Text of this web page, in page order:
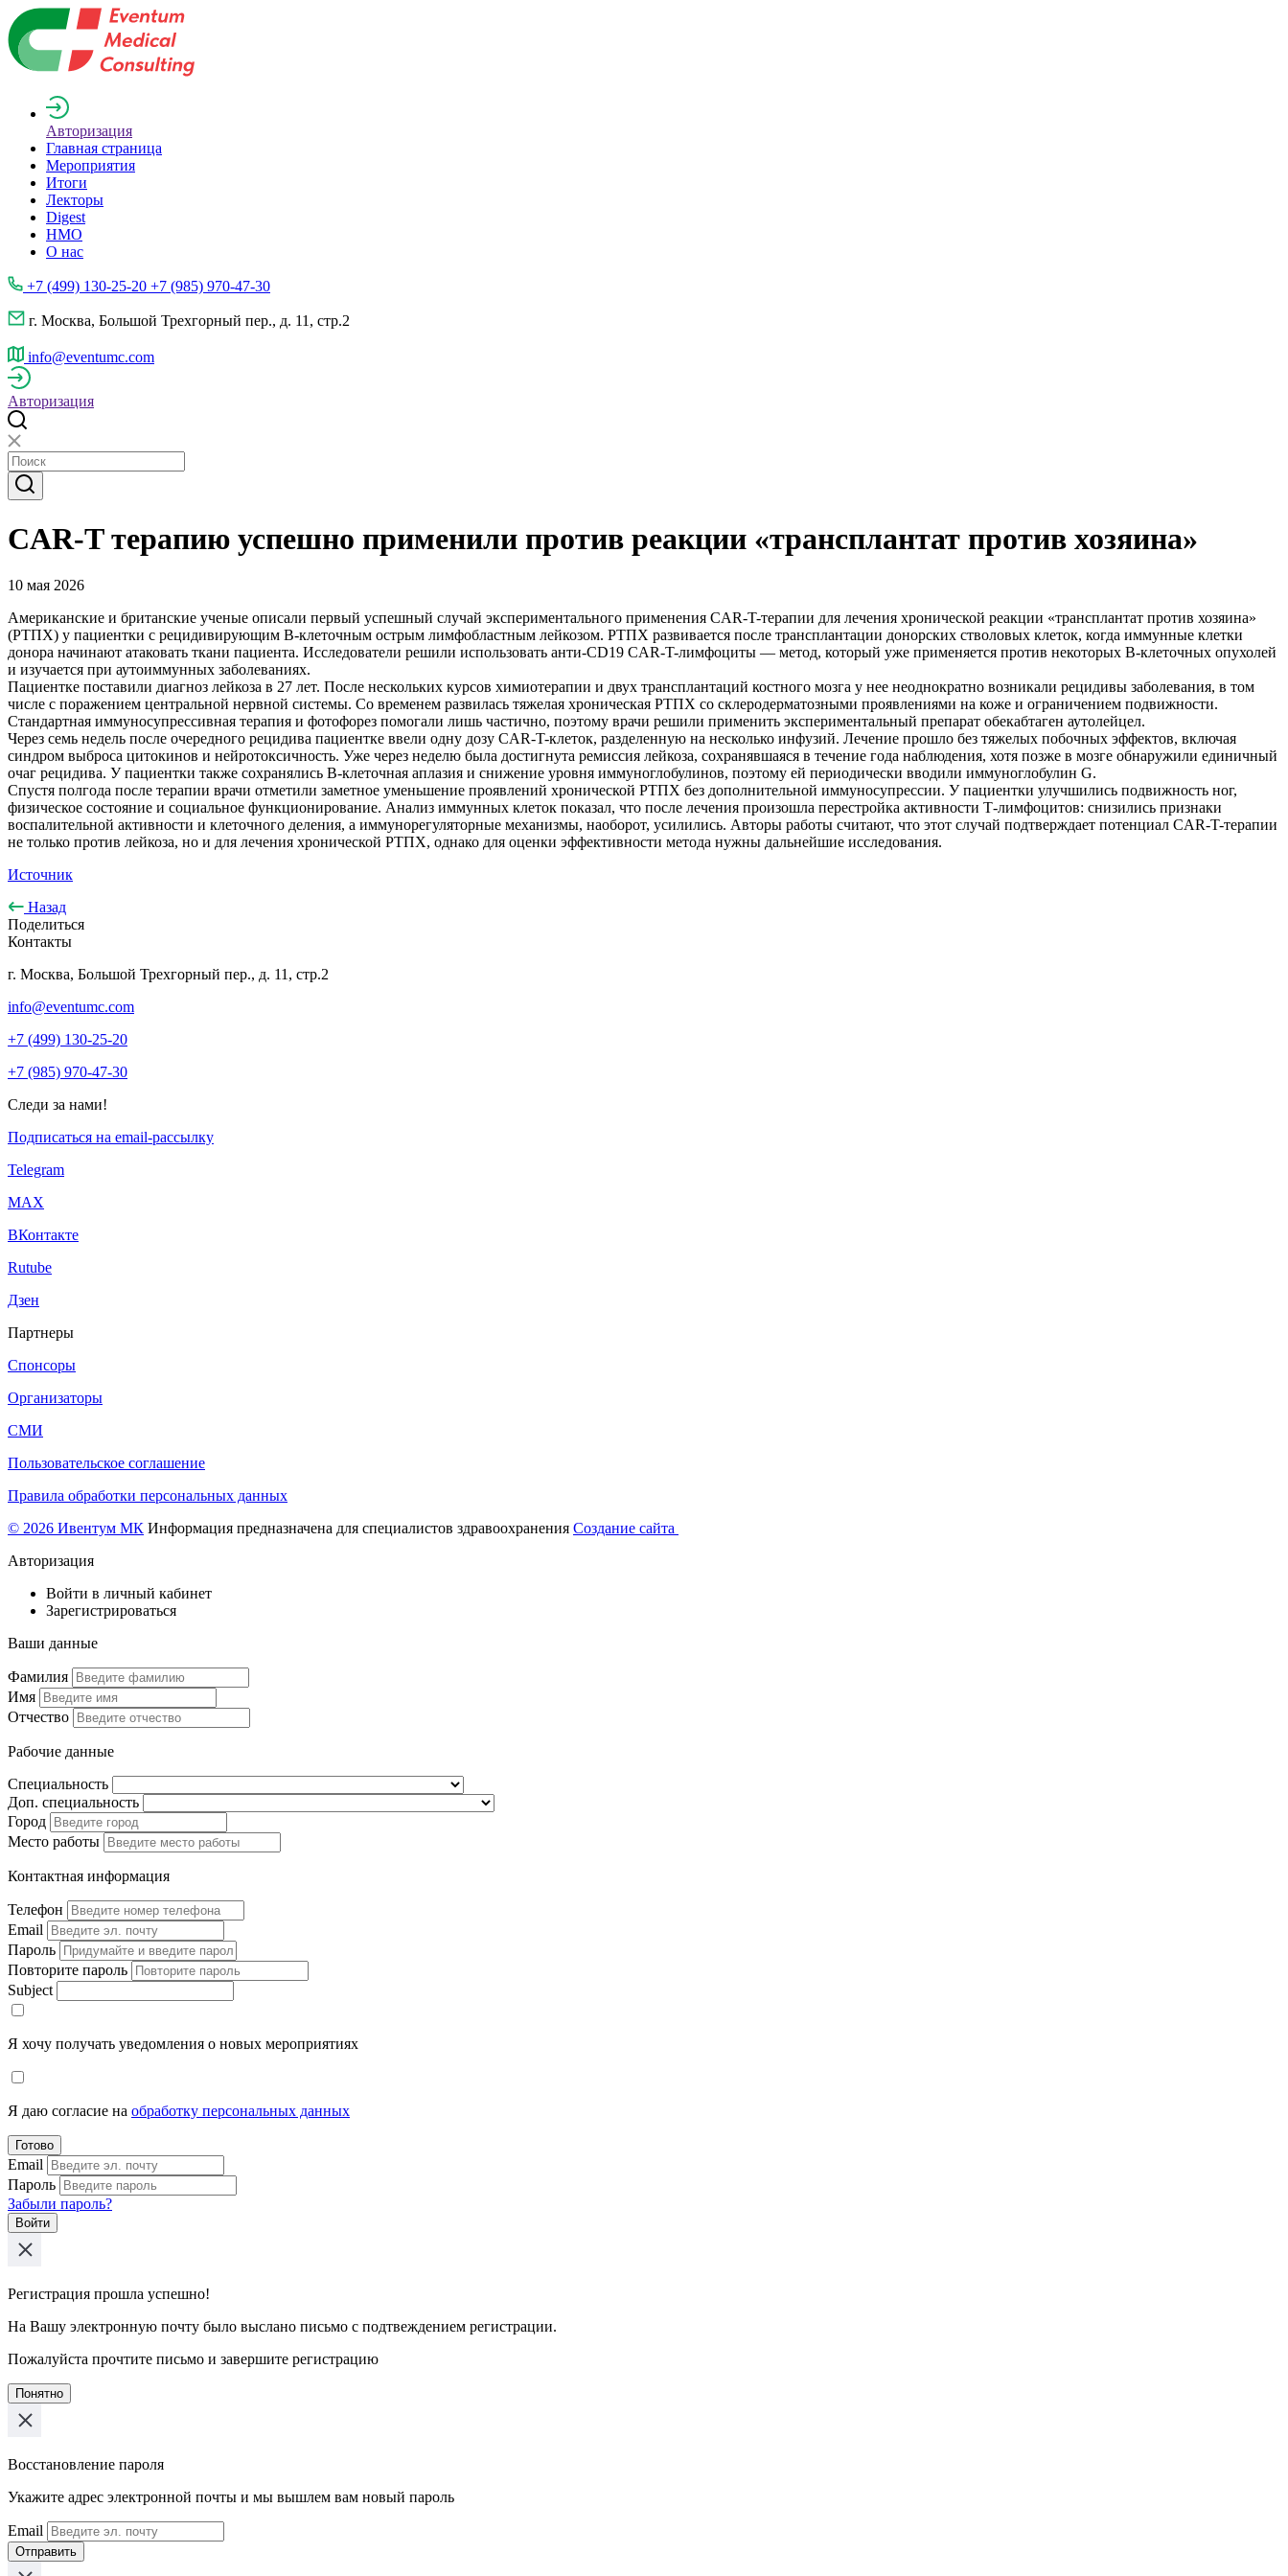
Авторизация
Главная страница
Мероприятия
Итоги
Лекторы
Digest
НМО
О нас
+7 (499) 130-25-20 +7 (985) 970-47-30
г. Москва, Большой Трехгорный пер., д. 11, стр.2
info@eventumc.com
Авторизация
CAR-T терапию успешно применили против реакции «трансплантат против хозяина»
10 мая 2026
Американские и британские ученые описали первый успешный случай экспериментального применения CAR-T-терапии для лечения хронической реакции «трансплантат против хозяина»
(РТПХ) у пациентки с рецидивирующим В-клеточным острым лимфобластным лейкозом. РТПХ развивается после трансплантации донорских стволовых клеток, когда иммунные клетки
донора начинают атаковать ткани пациента. Исследователи решили использовать анти-CD19 CAR-T-лимфоциты — метод, который уже применяется против некоторых В-клеточных опухолей
и изучается при аутоиммунных заболеваниях.
Пациентке поставили диагноз лейкоза в 27 лет. После нескольких курсов химиотерапии и двух трансплантаций костного мозга у нее неоднократно возникали рецидивы заболевания, в том
числе с поражением центральной нервной системы. Со временем развилась тяжелая хроническая РТПХ со склеродерматозными проявлениями на коже и ограничением подвижности.
Стандартная иммуносупрессивная терапия и фотофорез помогали лишь частично, поэтому врачи решили применить экспериментальный препарат обекабтаген аутолейцел.
Через семь недель после очередного рецидива пациентке ввели одну дозу CAR-T-клеток, разделенную на несколько инфузий. Лечение прошло без тяжелых побочных эффектов, включая
синдром выброса цитокинов и нейротоксичность. Уже через неделю была достигнута ремиссия лейкоза, сохранявшаяся в течение года наблюдения, хотя позже в мозге обнаружили единичный
очаг рецидива. У пациентки также сохранялись В-клеточная аплазия и снижение уровня иммуноглобулинов, поэтому ей периодически вводили иммуноглобулин G.
Спустя полгода после терапии врачи отметили заметное уменьшение проявлений хронической РТПХ без дополнительной иммуносупрессии. У пациентки улучшились подвижность ног,
физическое состояние и социальное функционирование. Анализ иммунных клеток показал, что после лечения произошла перестройка активности Т-лимфоцитов: снизились признаки
воспалительной активности и клеточного деления, а иммунорегуляторные механизмы, наоборот, усилились. Авторы работы считают, что этот случай подтверждает потенциал CAR-T-терапии
не только против лейкоза, но и для лечения хронической РТПХ, однако для оценки эффективности метода нужны дальнейшие исследования.
Источник
Назад
Поделиться
Контакты
г. Москва, Большой Трехгорный пер., д. 11, стр.2
info@eventumc.com
+7 (499) 130-25-20
+7 (985) 970-47-30
Следи за нами!
Подписаться на email-рассылку
Telegram
МАХ
ВКонтакте
Rutube
Дзен
Партнеры
Спонсоры
Организаторы
СМИ
Пользовательское соглашение
Правила обработки персональных данных
© 2026 Ивентум МК Информация предназначена для специалистов здравоохранения Создание сайта
Авторизация
Войти в личный кабинет
Зарегистрироваться
Ваши данные
Фамилия
Имя
Отчество
Рабочие данные
Специальность
Доп. специальность
Город
Место работы
Контактная информация
Телефон
Email
Пароль
Повторите пароль
Subject
Я хочу получать уведомления о новых мероприятиях
Я даю согласие на обработку персональных данных
Готово
Email
Пароль
Забыли пароль?
Войти
Регистрация прошла успешно!
На Вашу электронную почту было выслано письмо с подтвеждением регистрации.
Пожалуйста прочтите письмо и завершите регистрацию
Понятно
Восстановление пароля
Укажите адрес электронной почты и мы вышлем вам новый пароль
Email
Отправить